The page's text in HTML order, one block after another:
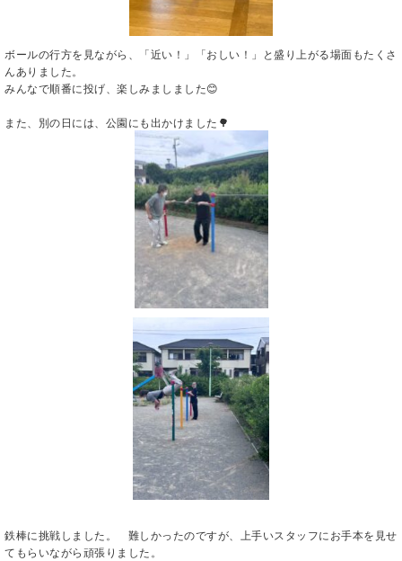
ボールの行方を見ながら、「近い！」「おしい！」と盛り上がる場面もたくさ
んありました。
みんなで順番に投げ、楽しみましました😊
また、別の日には、公園にも出かけました🌳
鉄棒に挑戦しました。 難しかったのですが、上手いスタッフにお手本を見せ
てもらいながら頑張りました。